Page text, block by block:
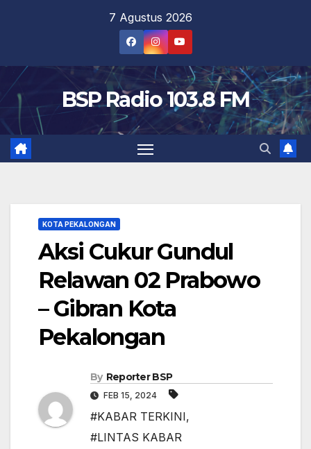
7 Agustus 2026
BSP Radio 103.8 FM
KOTA PEKALONGAN
Aksi Cukur Gundul
Relawan 02 Prabowo
– Gibran Kota
Pekalongan
By Reporter BSP
FEB 15, 2024
#KABAR TERKINI,
#LINTAS KABAR